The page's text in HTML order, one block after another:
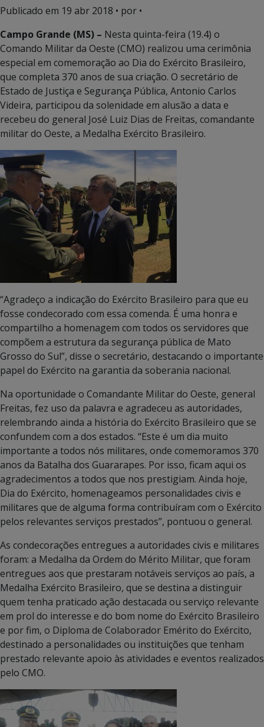
Publicado em 19 abr 2018 • por •
Campo Grande (MS) – Nesta quinta-feira (19.4) o
Comando Militar da Oeste (CMO) realizou uma cerimônia
especial em comemoração ao Dia do Exército Brasileiro,
que completa 370 anos de sua criação. O secretário de
Estado de Justiça e Segurança Pública, Antonio Carlos
Videira, participou da solenidade em alusão a data e
recebeu do general José Luiz Dias de Freitas, comandante
militar do Oeste, a Medalha Exército Brasileiro.
“Agradeço a indicação do Exército Brasileiro para que eu
fosse condecorado com essa comenda. É uma honra e
compartilho a homenagem com todos os servidores que
compõem a estrutura da segurança pública de Mato
Grosso do Sul”, disse o secretário, destacando o importante
papel do Exército na garantia da soberania nacional.
Na oportunidade o Comandante Militar do Oeste, general
Freitas, fez uso da palavra e agradeceu as autoridades,
relembrando ainda a história do Exército Brasileiro que se
confundem com a dos estados. “Este é um dia muito
importante a todos nós militares, onde comemoramos 370
anos da Batalha dos Guararapes. Por isso, ficam aqui os
agradecimentos a todos que nos prestigiam. Ainda hoje,
Dia do Exército, homenageamos personalidades civis e
militares que de alguma forma contribuíram com o Exército
pelos relevantes serviços prestados”, pontuou o general.
As condecorações entregues a autoridades civis e militares
foram: a Medalha da Ordem do Mérito Militar, que foram
entregues aos que prestaram notáveis serviços ao país, a
Medalha Exército Brasileiro, que se destina a distinguir
quem tenha praticado ação destacada ou serviço relevante
em prol do interesse e do bom nome do Exército Brasileiro
e por fim, o Diploma de Colaborador Emérito do Exército,
destinado a personalidades ou instituições que tenham
prestado relevante apoio às atividades e eventos realizados
pelo CMO.